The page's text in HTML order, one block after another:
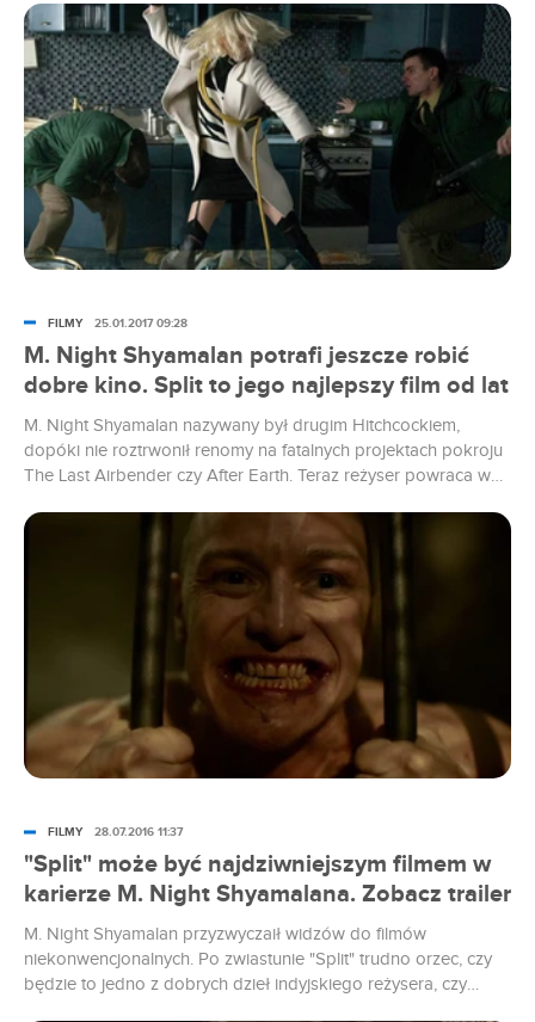
M. Night Shyamalan potrafi jeszcze robić
dobre kino. Split to jego najlepszy film od lat
M. Night Shyamalan nazywany był drugim Hitchcockiem,
dopóki nie roztrwonił renomy na fatalnych projektach pokroju
The Last Airbender czy After Earth. Teraz reżyser powraca w
FILMY 25.01.2017 09:28
"Split" może być najdziwniejszym filmem w
karierze M. Night Shyamalana. Zobacz trailer
M. Night Shyamalan przyzwyczaił widzów do filmów
niekonwencjonalnych. Po zwiastunie "Split" trudno orzec, czy
będzie to jedno z dobrych dzieł indyjskiego reżysera, czy
FILMY 28.07.2016 11:37